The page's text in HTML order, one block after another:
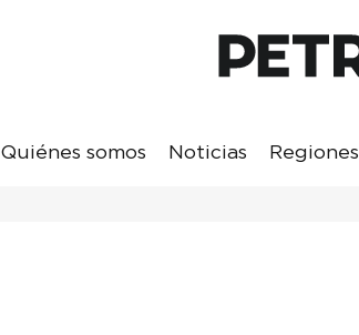
Quiénes somos Noticias Regiones